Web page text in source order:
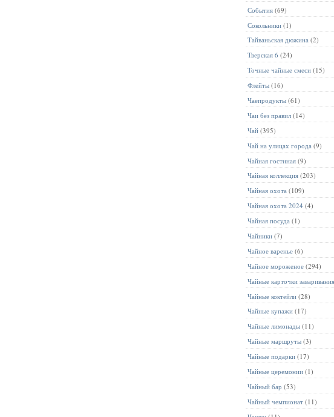
События (69)
Сокольники (1)
Тайваньская дюжина (2)
Тверская 6 (24)
Точные чайные смеси (15)
Флейты (16)
Чаепродукты (61)
Чаи без правил (14)
Чай (395)
Чай на улицах города (9)
Чайная гостиная (9)
Чайная коллекция (203)
Чайная охота (109)
Чайная охота 2024 (4)
Чайная посуда (1)
Чайники (7)
Чайное варенье (6)
Чайное мороженое (294)
Чайные карточки заваривания
Чайные коктейли (28)
Чайные купажи (17)
Чайные лимонады (11)
Чайные маршруты (3)
Чайные подарки (17)
Чайные церемонии (1)
Чайный бар (53)
Чайный чемпионат (11)